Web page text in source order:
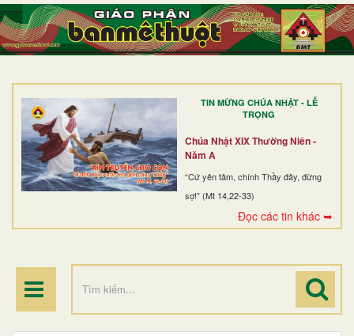
TIN MỪNG CHÚA NHẬT - LỄ
TRỌNG
Chúa Nhật XIX Thường Niên -
Năm A
“Cứ yên tâm, chính Thầy đây, đừng
sợ!” (Mt 14,22-33)
Đọc các tin khác ➥
TRANG NHẤT
GIỚI THIỆU
DÒNG TU
BAN MỤC VỤ
ĐOÀN THỂ CG
ĐIỂM HÀNH HƯƠNG